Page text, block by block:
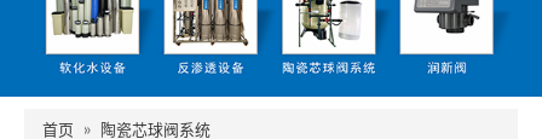
首页 » 陶瓷芯球阀系统